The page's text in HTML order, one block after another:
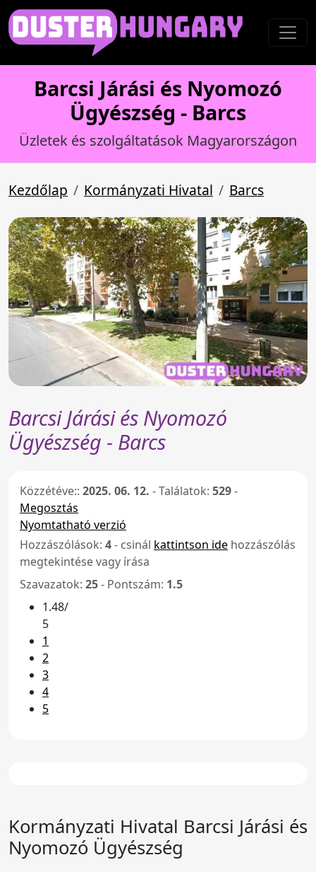
Barcsi Járási és Nyomozó
Ügyészség - Barcs
Üzletek és szolgáltatások Magyarországon
Kezdőlap Kormányzati Hivatal Barcs
Barcsi Járási és Nyomozó
Ügyészség - Barcs
Közzétéve:: 2025. 06. 12. -Találatok: 529-
Megosztás
Nyomtatható verzió
Hozzászólások: 4- csinál kattintson ide hozzászólás
megtekintése vagy írása
Szavazatok: 25- Pontszám: 1.5
1.48/
5
1
2
3
4
5
Kormányzati Hivatal Barcsi Járási és
Nyomozó Ügyészség